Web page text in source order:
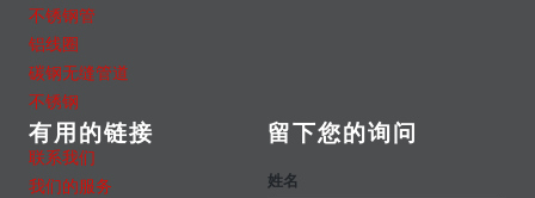
不锈钢管
铝线圈
碳钢无缝管道
不锈钢
有用的链接
联系我们
我们的服务
留下您的询问
姓名